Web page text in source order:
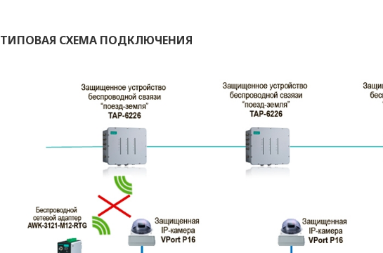
ТИПОВАЯ СХЕМА ПОДКЛЮЧЕНИЯ